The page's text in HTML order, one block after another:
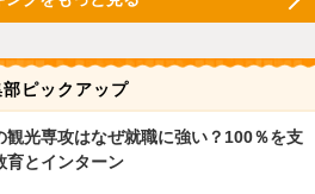
部ピックアップ
観光専攻はなぜ就職に強い？100％を支
育とインターン